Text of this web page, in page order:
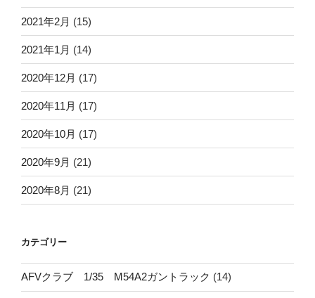
2021年2月 (15)
2021年1月 (14)
2020年12月 (17)
2020年11月 (17)
2020年10月 (17)
2020年9月 (21)
2020年8月 (21)
カテゴリー
AFVクラブ 1/35 M54A2ガントラック (14)